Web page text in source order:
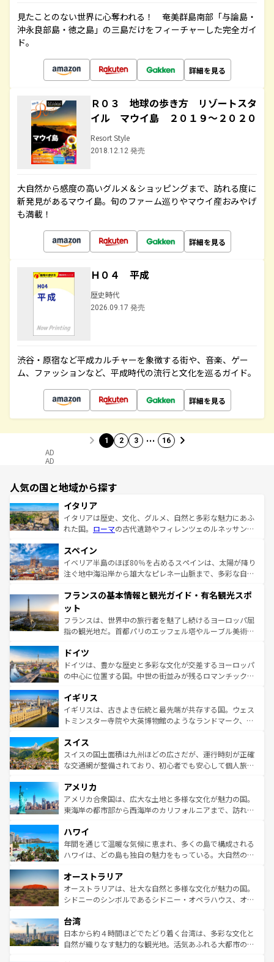
見たことのない世界に心奪われる！ 奄美群島南部「与論島・
沖永良部島・徳之島」の三島だけをフィーチャーした完全ガイ
ド。
詳細を見る
Ｒ０３ 地球の歩き方 リゾートスタ
イル マウイ島 ２０１９～２０２０
Resort Style
2018.12.12 発売
大自然から感度の高いグルメ＆ショッピングまで、訪れる度に
新発見があるマウイ島。旬のファーム巡りやマウイ産おみやげ
も満載！
詳細を見る
Ｈ０４ 平成
歴史時代
2026.09.17 発売
渋谷・原宿など平成カルチャーを象徴する街や、音楽、ゲー
ム、ファッションなど、平成時代の流行と文化を巡るガイド。
詳細を見る
1 2 3 … 16
AD
AD
人気の国と地域から探す
イタリア
イタリアは歴史、文化、グルメ、自然と多彩な魅力にあふ
れた国。 ローマの古代遺跡やフィレンツェのルネッサンス
ろん、トスカーナの美しい田園風景やアマルフィ海岸の絶
景など、自然景観も見逃せない。観光の合間には、本場の
ピザやパスタなど、絶品のイタリア料理を堪能することも
ませてくれるイタリアで、忘れられない旅をしてみよう！
なお、新着のイタリア情報は
しい。
スペイン
イベリア半島のほぼ80％を占めるスペインは、太陽が降り
注ぐ地中海沿岸から雄大なピレネー山脈まで、多彩な自然
文化が根付くこの国では、情熱的なフラメンコ、熱気あふ
れる闘牛、そして美味しいタパスが生活の一部となってい
る。首都マドリードの洗練された雰囲気や、バルセロナの
アートに溢れた街角から、地方では古代ローマ遺跡や中世
せる。地方によって風土や気候が異なるスペインはその個
性で訪れる人を魅了する。 なお、新着のスペイン情報は コ
ンテンツ一覧を参照してほしい。
フランスの基本情報と観光ガイド・有名観光スポ
ット
フランスは、世界中の旅行者を魅了し続けるヨーロッパ屈
指の観光地だ。首都パリのエッフェル塔やルーブル美術館
で、幅広い魅力が詰まっている。華麗な宮殿、歴史的な大
聖堂、美しいビーチ、そして豊かな自然が、訪れる者を心
から魅了する。また、フランスは美食の国としても知ら
いる。シャンパンの発祥地であるランス、プロヴァンスの
香り高いラベンダー畑など、多彩な楽しみ方が可能だ。さ
らに、パリ以外の地域にも魅力が溢れており、どの街角に
れる地方に足を運ぶとそれぞれで全く異なる文化を体験で
きるだろう。 なお、新着のフランス情報はコンテンツ一覧
を参照してほしい。
ドイツ
ドイツは、豊かな歴史と多彩な文化が交差するヨーロッパ
の中心に位置する国。中世の街並みが残るロマンチック街
顔を持つこの国は、どこを歩いても飽きることがない。ベ
ルリンの文化的活気、バイエルン州のアルプスの絶景、そ
してライン川沿いのワイン畑といった風景は必見。ビール
は、お酒好きな人にはぜひ体験してほしい。 なお、新着の
ドイツ情報はコンテンツ一覧を参照してほしい。
イギリス
イギリスは、古きよき伝統と最先端が共存する国。ウェス
トミンスター寺院や大英博物館のようなランドマーク、歴
リアごとに異なる魅力がある。また、優雅なアフタヌーン
ティー、ビール好きにはたまらない英国パブ、サッカー観
戦など、本場だからこそできる体験も豊富。イギリスを旅
ンツ一覧を参照してほしい。
スイス
スイスの国土面積は九州ほどの広さだが、運行時刻が正確
な交通網が整備されており、初心者でも安心して個人旅行
の建物がそのまま残る町や、スイスならではのユニークな
博物館もあり、アルプス観光だけでなく町歩きも満喫する
ことができる。国民の所得が高いため物価も高いが、旅行
ば市内交通費無料で観光を楽しむこともできる。 なお、新
着のスイス情報はコンテンツ一覧 を参照してほしい。
アメリカ
アメリカ合衆国は、広大な土地と多様な文化が魅力の国。
東海岸の都市部から西海岸のカリフォルニアまで、訪れる
のような巨大都市は、観光、ショッピング、エンターテイ
ンメントが詰まった刺激的なスポットだ。一方、アメリカ
西部には大自然が広がり、グランドキャニオンやイエロー
部のニューオーリンズでは、音楽と美食が融合した独特の
文化が魅力。旅行者はアメリカの各地域で異なる魅力を楽
しみながら、その多様性と豊かな歴史を感じることができ
ならではの贅沢な旅のスタイルだ。 なお、新着のアメリカ
情報はコンテンツ一覧を参照してほしい。
ハワイ
年間を通じて温暖な気候に恵まれ、多くの島で構成される
ハワイは、どの島も独自の魅力をもっている。大自然の神
ワイ島は見逃せない。また、定番の観光地といえばオアフ
島だが、静かな自然を求めるならマウイ島やカウアイ島が
おすすめ。エメラルドグリーンに輝く海をはじめ、豊かな
れるおもてなしの心で訪れる人々を迎えてくれるハワイの
人々、おいしいローカルフードやハワイアンミュージッ
ク、伝統的なフラダンスなど、すべてがハワイの魅力を彩
オーストラリア
オーストラリアは、壮大な自然と多様な文化が魅力の国。
シドニーのシンボルであるシドニー・オペラハウス、オー
リアリーフや大陸中央部にそびえるウルル（エアーズロッ
ク）、タスマニアの美しい原生林やケアンズの熱帯雨林な
ど、見どころがたくさん。また、カフェやワイン、オージ
台湾
日本から約４時間ほどでたどり着く台湾は、多彩な文化と
自然が織りなす魅力的な観光地。活気あふれる大都市の台